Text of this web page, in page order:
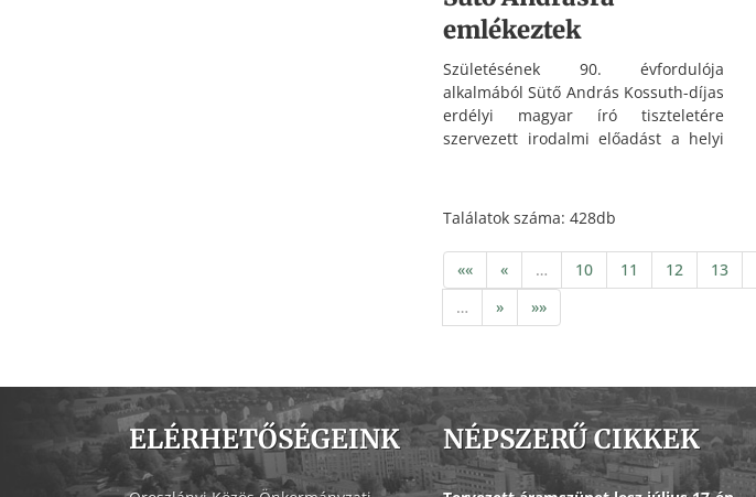
emlékeztek
Születésének 90. évfordulója
alkalmából Sütő András Kossuth-díjas
erdélyi magyar író tiszteletére
szervezett irodalmi előadást a helyi
Oroszlányi Médiacentrum
munkatársa volt, aki maga is a
Partiumból származik.
Találatok száma: 428db
«« « … 10 11 12 13
…
» »»
ELÉRHETŐSÉGEINK NÉPSZERŰ CIKKEK